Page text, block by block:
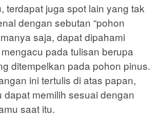
terdapat juga spot lain yang tak
dengan sebutan “pohon
saja, dapat dipahami
mengacu pada tulisan berupa
ditempelkan pada pohon pinus.
ini tertulis di atas papan,
dapat memilih sesuai dengan
saat itu.